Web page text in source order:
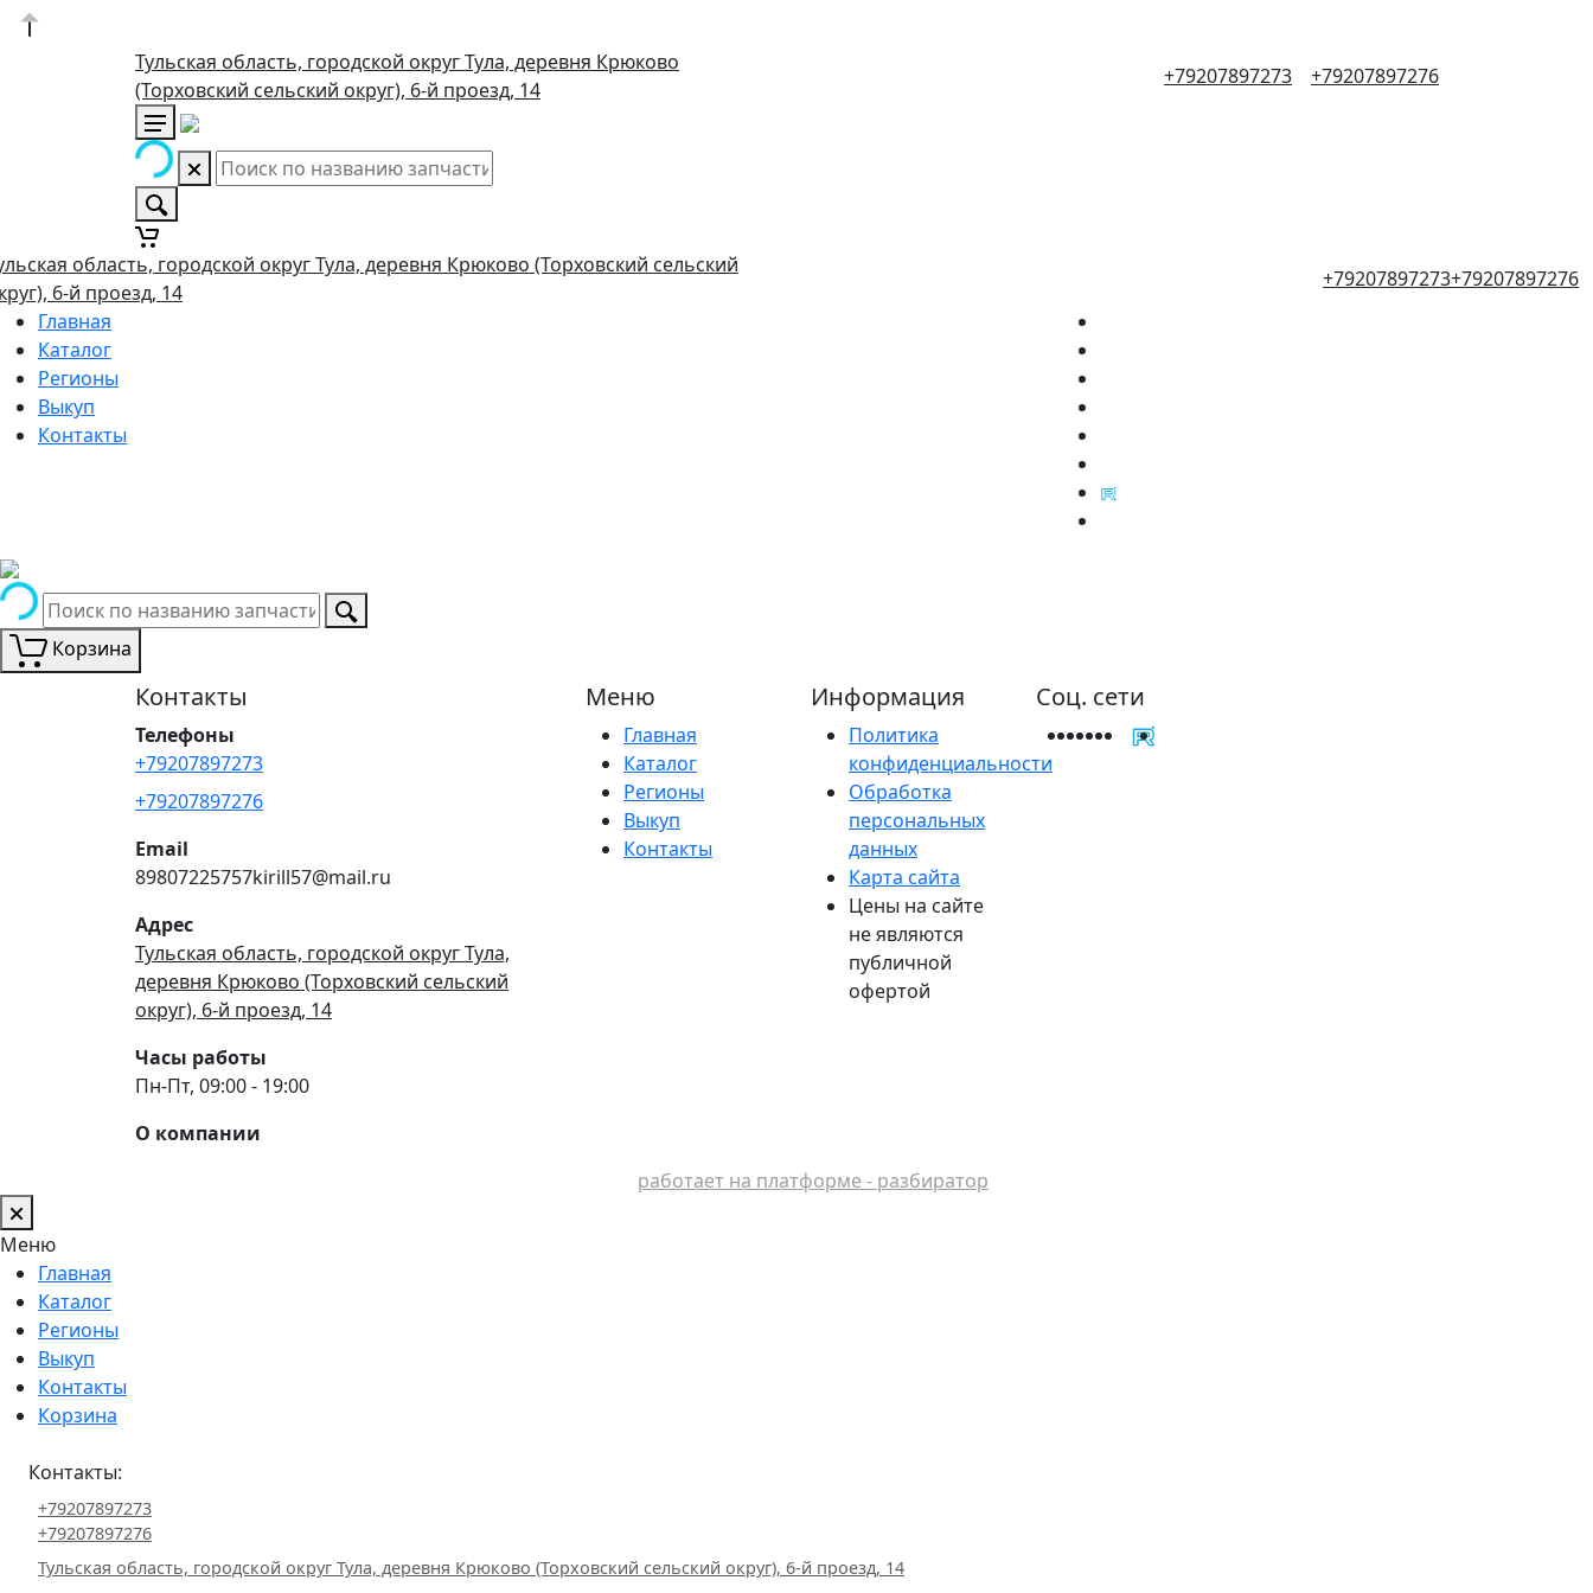
Тульская область, городской округ Тула, деревня Крюково
(Торховский сельский округ), 6-й проезд, 14
+79207897273 +79207897276
область, городской округ Тула, деревня Крюково (Торховский сельский
6-й проезд, 14
+79207897273+79207897276
Главная
Каталог
Регионы
Выкуп
Контакты
Корзина
Контакты
Телефоны
+79207897273
+79207897276
Email
89807225757kirill57@mail.ru
Адрес
Тульская область, городской округ Тула,
деревня Крюково (Торховский сельский
округ), 6-й проезд, 14
Часы работы
Пн-Пт, 09:00 - 19:00
О компании
Меню
Главная
Каталог
Регионы
Выкуп
Контакты
Информация
Политика
конфиденциальности
Обработка
персональных
данных
Карта сайта
Цены на сайте
не являются
публичной
офертой
Соц. сети
работает на платформе - разбиратор
Меню
Главная
Каталог
Регионы
Выкуп
Контакты
Корзина
Контакты:
+79207897273
+79207897276
Тульская область, городской округ Тула, деревня Крюково (Торховский сельский округ), 6-й проезд, 14